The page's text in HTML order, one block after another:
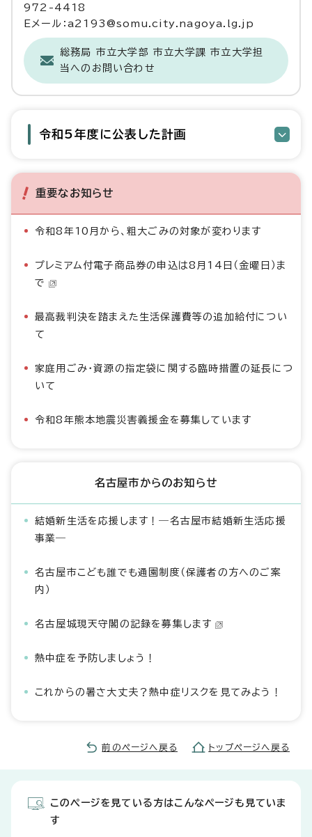
972-4418
Eメール：a2193@somu.city.nagoya.lg.jp
総務局 市立大学部 市立大学課 市立大学担
当へのお問い合わせ
令和5年度に公表した計画
重要なお知らせ
令和8年10月から、粗大ごみの対象が変わります
プレミアム付電子商品券の申込は8月14日（金曜日）ま
で
最高裁判決を踏まえた生活保護費等の追加給付につい
て
家庭用ごみ・資源の指定袋に関する臨時措置の延長につ
いて
令和8年熊本地震災害義援金を募集しています
名古屋市からのお知らせ
結婚新生活を応援します！―名古屋市結婚新生活応援
事業―
名古屋市こども誰でも通園制度（保護者の方へのご案
内）
名古屋城現天守閣の記録を募集します
熱中症を予防しましょう！
これからの暑さ大丈夫？熱中症リスクを見てみよう！
前のページへ戻る トップページへ戻る
このページを見ている方はこんなページも見ていま
す